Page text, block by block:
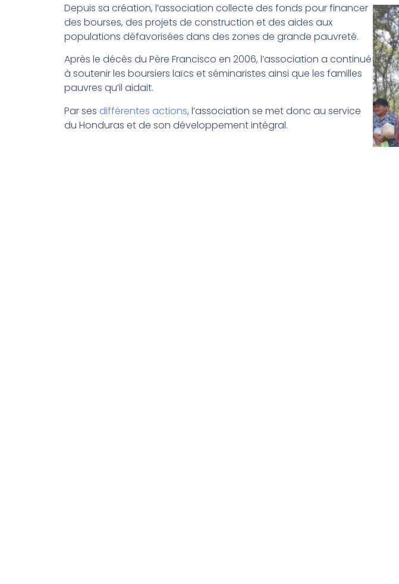
Depuis sa création, l’association collecte des fonds pour financer
des bourses, des projets de construction et des aides aux
populations défavorisées dans des zones de grande pauvreté.
Après le décès du Père Francisco en 2006, l’association a continué
à soutenir les boursiers laïcs et séminaristes ainsi que les familles
pauvres qu’il aidait.
Par ses différentes actions, l’association se met donc au service
du Honduras et de son développement intégral.